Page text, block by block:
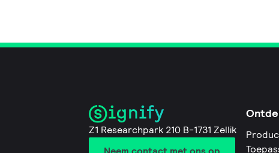
Z1 Researchpark 210 B-1731 Zellik